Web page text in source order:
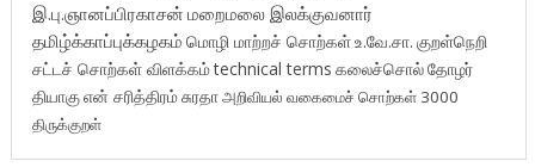
இ.பு.ஞானப்பிரகாசன் மறைமலை இலக்குவனார்
தமிழ்க்காப்புக்கழகம் மொழி மாற்றச் சொற்கள்உ.வே.சா. குறள்நெறி
சட்டச் சொற்கள் விளக்கம்technical terms கலைச்சொல்தோழர்
தியாகுஎன் சரித்திரம்சுரதாஅறிவியல் வகைமைச் சொற்கள் 3000
திருக்குறள்